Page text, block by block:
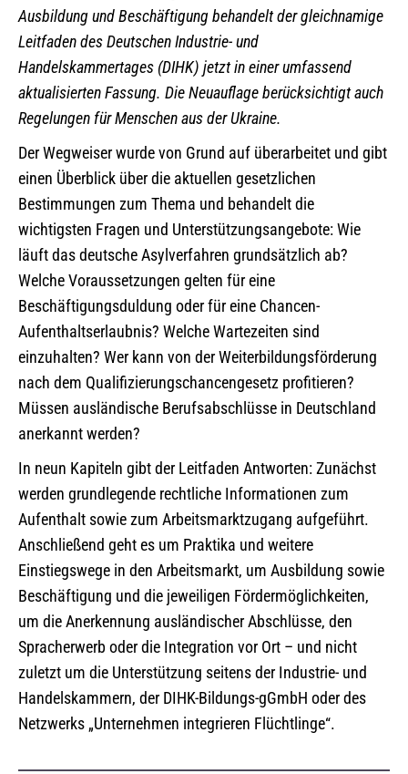
Ausbildung und Beschäftigung behandelt der gleichnamige
Leitfaden des Deutschen Industrie- und
Handelskammertages (DIHK) jetzt in einer umfassend
aktualisierten Fassung. Die Neuauflage berücksichtigt auch
Regelungen für Menschen aus der Ukraine.
Der Wegweiser wurde von Grund auf überarbeitet und gibt
einen Überblick über die aktuellen gesetzlichen
Bestimmungen zum Thema und behandelt die
wichtigsten Fragen und Unterstützungsangebote: Wie
läuft das deutsche Asylverfahren grundsätzlich ab?
Welche Voraussetzungen gelten für eine
Beschäftigungsduldung oder für eine Chancen-
Aufenthaltserlaubnis? Welche Wartezeiten sind
einzuhalten? Wer kann von der Weiterbildungsförderung
nach dem Qualifizierungschancengesetz profitieren?
Müssen ausländische Berufsabschlüsse in Deutschland
anerkannt werden?
In neun Kapiteln gibt der Leitfaden Antworten: Zunächst
werden grundlegende rechtliche Informationen zum
Aufenthalt sowie zum Arbeitsmarktzugang aufgeführt.
Anschließend geht es um Praktika und weitere
Einstiegswege in den Arbeitsmarkt, um Ausbildung sowie
Beschäftigung und die jeweiligen Fördermöglichkeiten,
um die Anerkennung ausländischer Abschlüsse, den
Spracherwerb oder die Integration vor Ort – und nicht
zuletzt um die Unterstützung seitens der Industrie- und
Handelskammern, der DIHK-Bildungs-gGmbH oder des
Netzwerks „Unternehmen integrieren Flüchtlinge“.